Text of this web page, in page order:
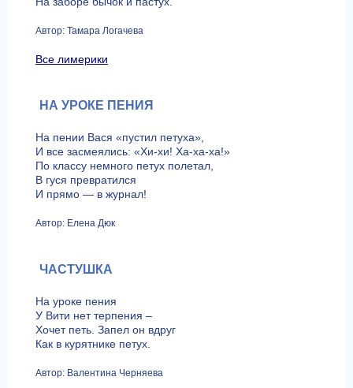
Автор: Тамара Логачева
Все лимерики
НА УРОКЕ ПЕНИЯ
На пении Вася «пустил петуха»,
И все засмеялись: «Хи-хи! Ха-ха-ха!»
По классу немного петух полетал,
В гуся превратился
И прямо — в журнал!
Автор: Елена Дюк
ЧАСТУШКА
На уроке пения
У Вити нет терпения –
Хочет петь. Запел он вдруг
Как в курятнике петух.
Автор: Валентина Черняева